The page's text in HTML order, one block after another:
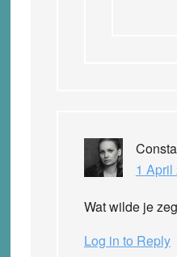
1 April
Wat wilde je
Log in to Reply